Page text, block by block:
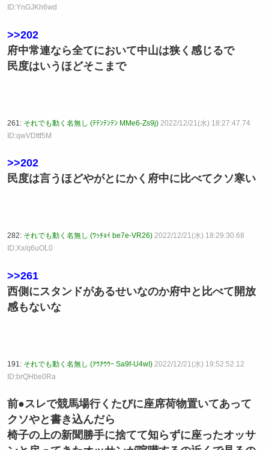
ID:YnGJKh6wd
>>202
府中常連なら全てにおいて中山は狭く感じるで
民度はいうほどそこまで
261: それでも動く名無し (ﾃﾃﾝﾃﾝﾃﾝ MMe6-Zs9j) 2022/12/21(水) 18:27:47.74
ID:qwVDttf5M
>>202
民度は言うほどやがとにかく府中に比べてクソ寒い
282: それでも動く名無し (ﾜｯﾁｮｲ be7e-VR26) 2022/12/21(水) 18:29:30.68
ID:Xx/q6uOL0
>>261
西側にスタンドがあるせいなのか府中と比べて開放
感もないな
191: それでも動く名無し (ｱｳｱｳｳｰ Sa9f-U4wI) 2022/12/21(水) 19:52:52.12
ID:brQHbe0Ra
前●スレで競馬場行くたびに座席荷物置いてあって
クソやと書き込んだら
椅子の上の新聞勝手に捨てて知らずに座ったオッサ